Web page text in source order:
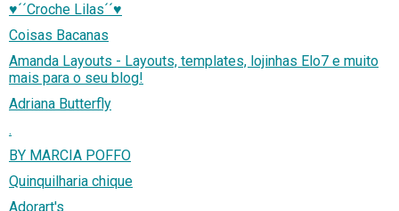
♥´´Croche Lilas´´♥
Coisas Bacanas
Amanda Layouts - Layouts, templates, lojinhas Elo7 e muito
mais para o seu blog!
Adriana Butterfly
.
BY MARCIA POFFO
Quinquilharia chique
Adorart's